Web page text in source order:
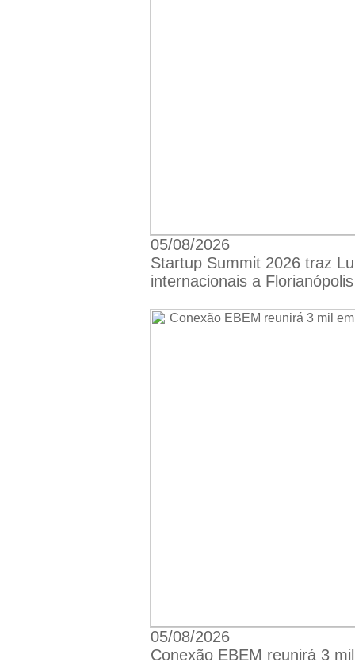
05/08/2026
Startup Summit 2026 traz
internacionais a Florianópolis
05/08/2026
Conexão EBEM reunirá 3